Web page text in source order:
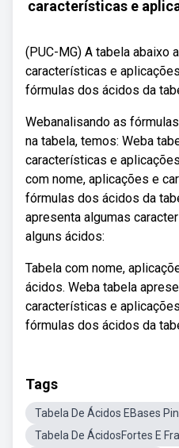
características e
(PUC-MG) A tabela abaixo
características e
fórmulas dos ácidos da
Webanalisando as
na tabela, temos: Weba
características e
com nome, aplicações e
fórmulas dos ácidos da
apresenta algumas
alguns ácidos:
Tabela com nome,
ácidos. Weba tabela
características e
fórmulas dos ácidos da
Tags
Tabela De Ácidos EBases
Tabela De ÁcidosFortes E